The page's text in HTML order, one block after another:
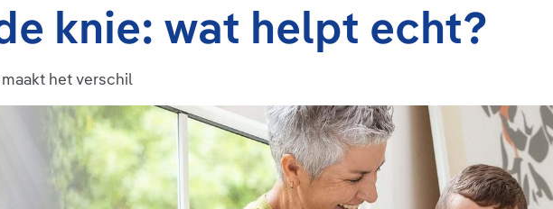
knie: wat helpt echt?
het verschil